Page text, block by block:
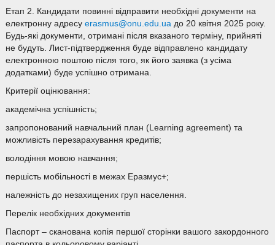
Етап 2. Кандидати повинні відправити необхідні документи на
електронну адресу erasmus@onu.edu.uaдо 20 квітня 2025 року.
Будь-які документи, отримані після вказаного терміну, прийняті
не будуть. Лист-підтвердження буде відправлено кандидату
електронною поштою після того, як його заявка (з усіма
додатками) буде успішно отримана.
Критерії оцінювання:
академічна успішність;
запропонований навчальний план (Learning agreement) та
можливість перезарахування кредитів;
володіння мовою навчання;
першість мобільності в межах Еразмус+;
належність до незахищених груп населення.
Перелік необхідних документів
Паспорт – сканована копія першої сторінки вашого закордонного